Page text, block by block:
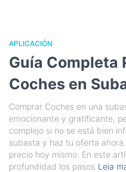
APLICACIÓN
Guía Completa
Coches en
Comprar Coches en una
emocionante y gratificante,
complejo si no se está bien
subasta y haz tu oferta
precio hoy mismo. En este
profundidad los pasos Leia